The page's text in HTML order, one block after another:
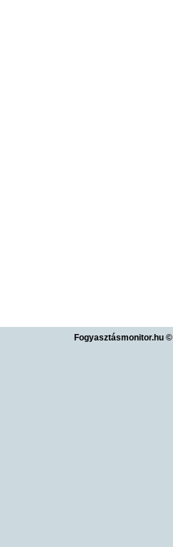
Fogyasztásmonitor.hu